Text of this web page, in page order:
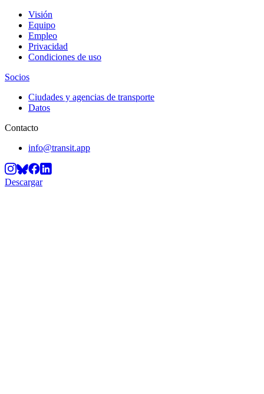
Visión
Equipo
Empleo
Privacidad
Condiciones de uso
Socios
Ciudades y agencias de transporte
Datos
Contacto
info@transit.app
Descargar